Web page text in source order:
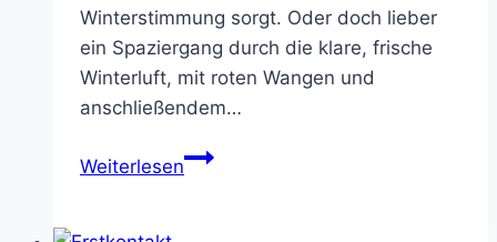
Winterstimmung sorgt. Oder doch lieber
ein Spaziergang durch die klare, frische
Winterluft, mit roten Wangen und
anschließendem…
WeiterlesenWinterzeit